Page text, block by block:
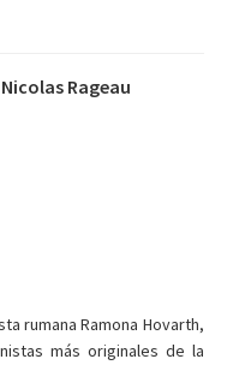
Rageau
rumana Ramona Hovarth,
más originales de la